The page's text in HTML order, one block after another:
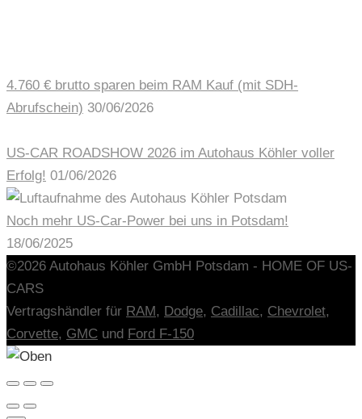
4.760 € brutto sparen beim RAM Kauf (mit SDH-
Abrufschein) 30/06/2026
US-CAR ROADSHOW 2026 im Autohaus Köhler voller
Erfolg! 01/06/2026
Noch mehr US-Car-Power bei uns in Potsdam!
18/06/2025
©2026 Autohaus Köhler GmbH Potsdam - HOME OF US-
CARS
Vertragshändler für RAM, Dodge, Cadillac, Chevrolet,
Corvette, GMC und Ford F-150